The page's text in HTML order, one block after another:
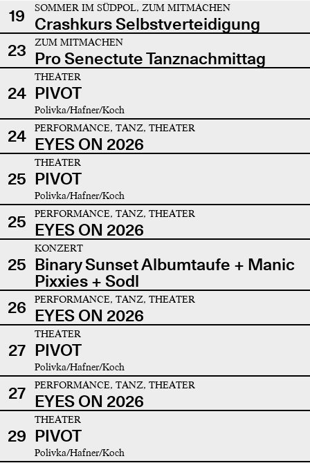
19 SOMMER IM SÜDPOL, ZUM MITMACHEN
Crashkurs Selbstverteidigung
23
ZUM MITMACHEN
Pro Senectute Tanznachmittag
24
THEATER
PIVOT
Polivka/Hafner/Koch
24 PERFORMANCE, TANZ, THEATER
EYES ON 2026
25
THEATER
PIVOT
Polivka/Hafner/Koch
25 PERFORMANCE, TANZ, THEATER
EYES ON 2026
25
KONZERT
Binary Sunset Albumtaufe + Manic
Pixxies + Sodl
26
PERFORMANCE, TANZ, THEATER
EYES ON 2026
27
THEATER
PIVOT
Polivka/Hafner/Koch
27 PERFORMANCE, TANZ, THEATER
EYES ON 2026
29
THEATER
PIVOT
Polivka/Hafner/Koch